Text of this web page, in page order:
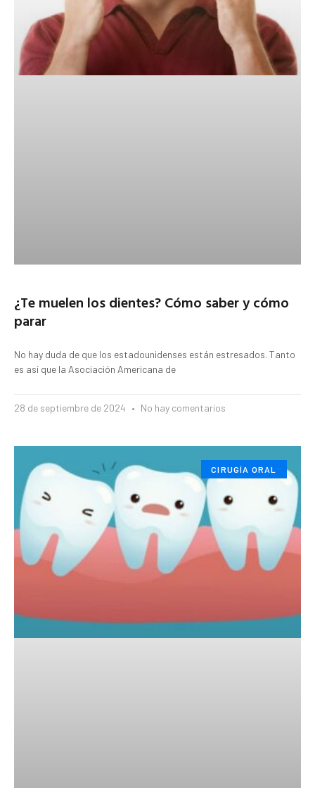
¿Te muelen los dientes? Cómo saber y cómo
parar
No hay duda de que los estadounidenses están estresados. Tanto
es así que la Asociación Americana de
28 de septiembre de 2024 No hay comentarios
CIRUGÍA ORAL